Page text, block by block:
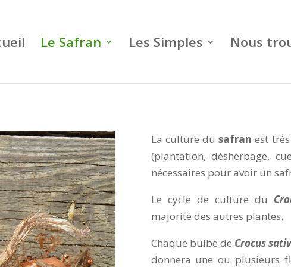
Le Safran Les Simples Nous
La culture dusafran est
(plantation, désherbage,
nécessaires pour avoir un
Le cycle de culture du
majorité des autres plantes.
Chaque bulbe de Crocus
donnera une ou plusieurs